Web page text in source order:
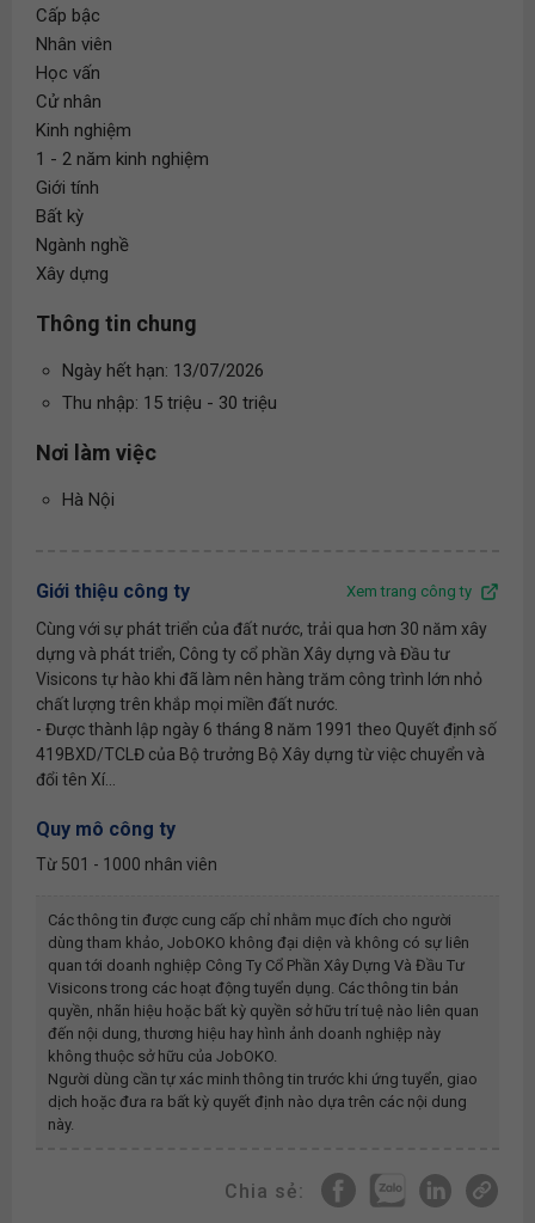
Cấp bậc
Nhân viên
Học vấn
Cử nhân
Kinh nghiệm
1 - 2 năm kinh nghiệm
Giới tính
Bất kỳ
Ngành nghề
Xây dựng
Thông tin chung
Ngày hết hạn: 13/07/2026
Thu nhập: 15 triệu - 30 triệu
Nơi làm việc
Hà Nội
Giới thiệu công ty Xem trang công ty
​Cùng với sự phát triển của đất nước, trải qua hơn 30 năm xây
dựng và phát triển, Công ty cổ phần Xây dựng và Đầu tư
Visicons tự hào khi đã làm nên hàng trăm công trình lớn nhỏ
chất lượng trên khắp mọi miền đất nước.
- Được thành lập ngày 6 tháng 8 năm 1991 theo Quyết định số
419BXD/TCLĐ của Bộ trưởng Bộ Xây dựng từ việc chuyển và
đổi tên Xí...
Quy mô công ty
Từ 501 - 1000 nhân viên
Các thông tin được cung cấp chỉ nhằm mục đích cho người
dùng tham khảo, JobOKO không đại diện và không có sự liên
quan tới doanh nghiệp Công Ty Cổ Phần Xây Dựng Và Đầu Tư
Visiconstrong các hoạt động tuyển dụng. Các thông tin bản
quyền, nhãn hiệu hoặc bất kỳ quyền sở hữu trí tuệ nào liên quan
đến nội dung, thương hiệu hay hình ảnh doanh nghiệp này
không thuộc sở hữu của JobOKO.
Người dùng cần tự xác minh thông tin trước khi ứng tuyển, giao
dịch hoặc đưa ra bất kỳ quyết định nào dựa trên các nội dung
này.
Chia sẻ: